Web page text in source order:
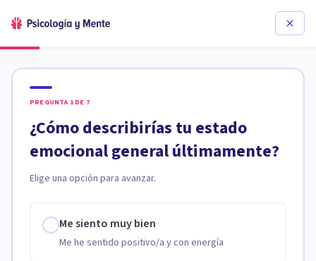
PREGUNTA 1 DE 7
¿Cómo describirías tu estado
emocional general últimamente?
Elige una opción para avanzar.
Me siento muy bien
Me he sentido positivo/a y con energía